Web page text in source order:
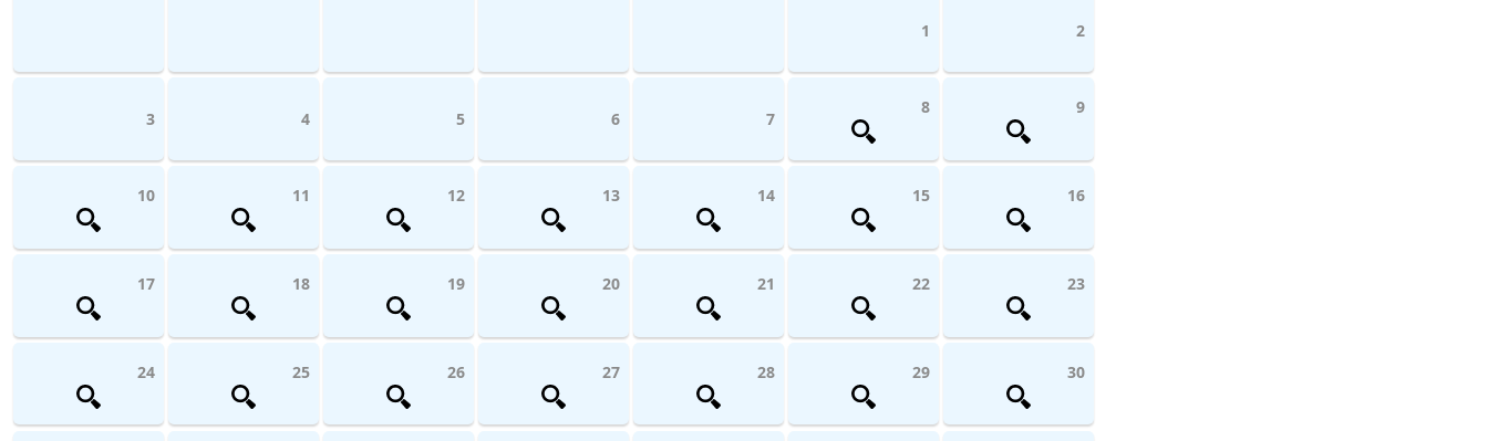
1 2
3 4 5 6 7
8 9
10 11 12 13 14 15 16
17 18 19 20 21 22 23
24 25 26 27 28 29 30